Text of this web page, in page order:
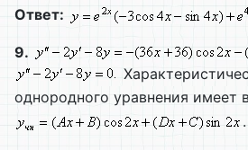
Ответ:
9.
однородного уравнения имеет